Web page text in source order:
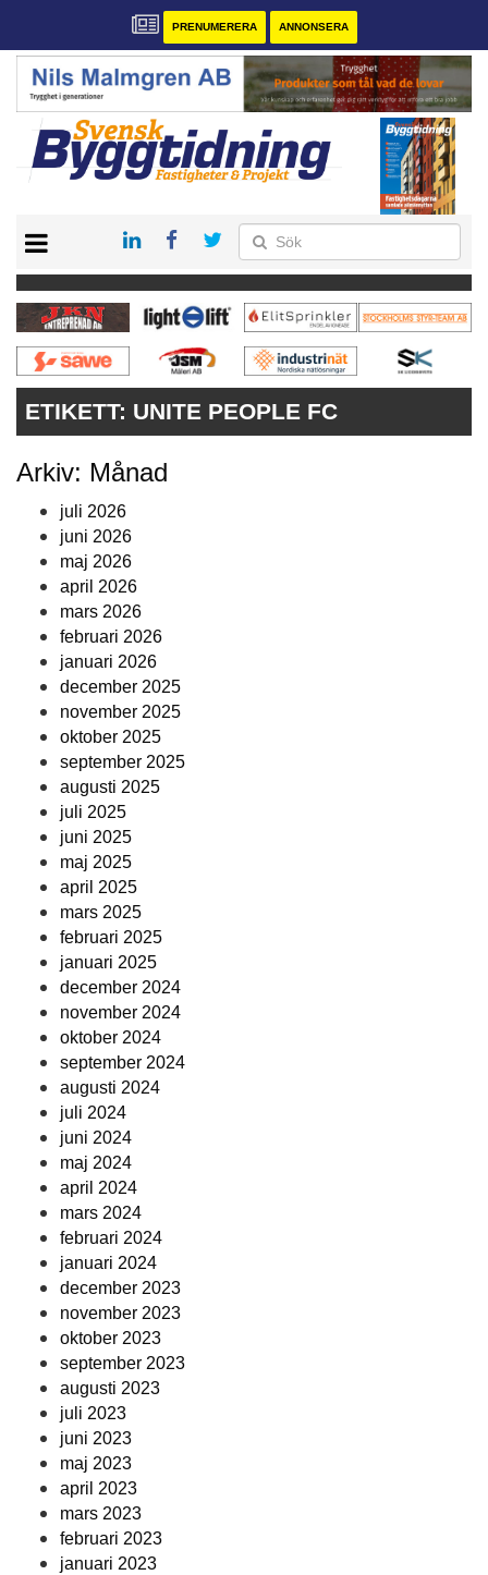
PRENUMERERA ANNONSERA
PRENUMERERA
VÅRA ANDRA MAGASIN
ANNONSERA
KONTAKT
ETIKETT: UNITE PEOPLE FC
Arkiv: Månad
juli 2026
juni 2026
maj 2026
april 2026
mars 2026
februari 2026
januari 2026
december 2025
november 2025
oktober 2025
september 2025
augusti 2025
juli 2025
juni 2025
maj 2025
april 2025
mars 2025
februari 2025
januari 2025
december 2024
november 2024
oktober 2024
september 2024
augusti 2024
juli 2024
juni 2024
maj 2024
april 2024
mars 2024
februari 2024
januari 2024
december 2023
november 2023
oktober 2023
september 2023
augusti 2023
juli 2023
juni 2023
maj 2023
april 2023
mars 2023
februari 2023
januari 2023